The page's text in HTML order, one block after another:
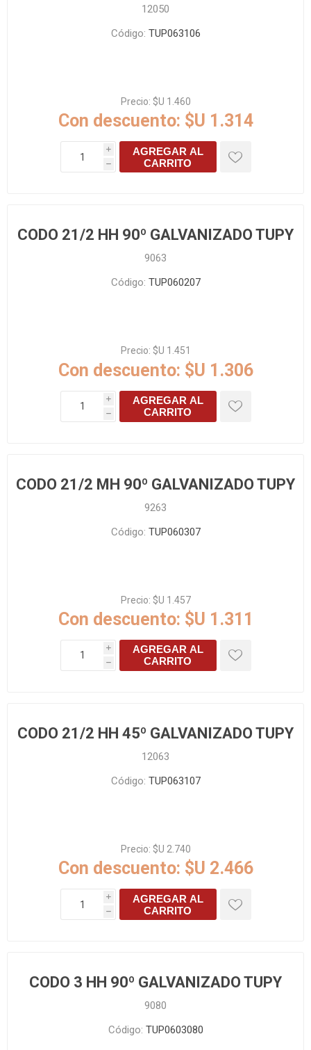
12050
Código: TUP063106
Precio: $U 1.460
Con descuento: $U 1.314
i
h
AGREGAR AL
CARRITO
CODO 21/2 HH 90º GALVANIZADO TUPY
9063
Código: TUP060207
Precio: $U 1.451
Con descuento: $U 1.306
i
h
AGREGAR AL
CARRITO
CODO 21/2 MH 90º GALVANIZADO TUPY
9263
Código: TUP060307
Precio: $U 1.457
Con descuento: $U 1.311
i
h
AGREGAR AL
CARRITO
CODO 21/2 HH 45º GALVANIZADO TUPY
12063
Código: TUP063107
Precio: $U 2.740
Con descuento: $U 2.466
i
h
AGREGAR AL
CARRITO
CODO 3 HH 90º GALVANIZADO TUPY
9080
Código: TUP0603080